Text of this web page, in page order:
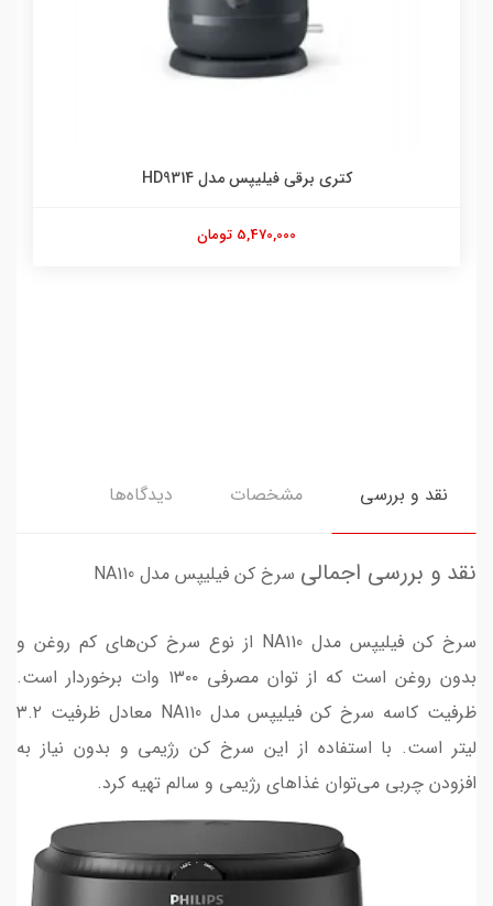
کتری برقی فیلیپس مدل HD9314
5,470,000 تومان
نقد و بررسی مشخصات دیدگاه‌ها
نقد و بررسی اجمالی سرخ کن فیلیپس مدل NA110
سرخ کن فیلیپس مدل NA110 از نوع سرخ کن‌های کم روغن و
بدون روغن است که از توان مصرفی ۱۳۰۰ وات برخوردار است.
ظرفیت کاسه سرخ کن فیلیپس مدل NA110 معادل ظرفیت ۳.۲
لیتر است. با استفاده از این سرخ کن رژیمی و بدون نیاز به
افزودن چربی می‌توان غذاهای رژیمی و سالم تهیه کرد.